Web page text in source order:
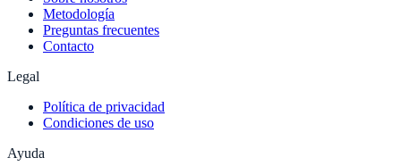
Metodología
Preguntas frecuentes
Contacto
Legal
Política de privacidad
Condiciones de uso
Ayuda